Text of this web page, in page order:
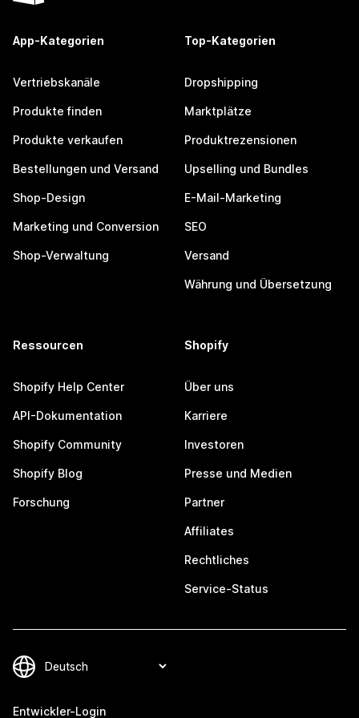
App-Kategorien
Vertriebskanäle
Produkte finden
Produkte verkaufen
Bestellungen und Versand
Shop-Design
Marketing und Conversion
Shop-Verwaltung
Top-Kategorien
Dropshipping
Marktplätze
Produktrezensionen
Upselling und Bundles
E-Mail-Marketing
SEO
Versand
Währung und Übersetzung
Ressourcen
Shopify Help Center
API-Dokumentation
Shopify Community
Shopify Blog
Forschung
Shopify
Über uns
Karriere
Investoren
Presse und Medien
Partner
Affiliates
Rechtliches
Service-Status
Entwickler-Login